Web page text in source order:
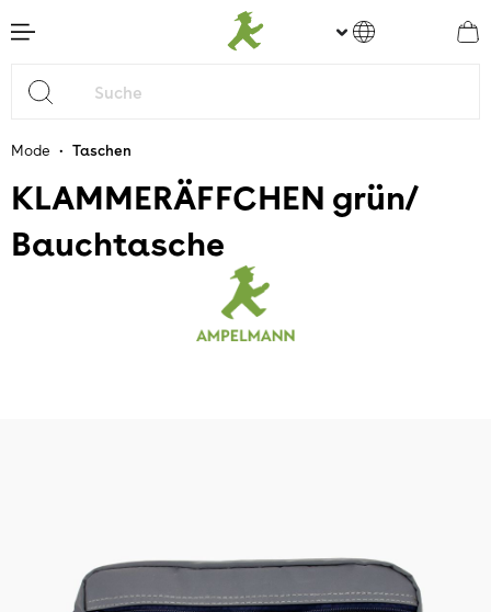
springen
Mode • Taschen
KLAMMERÄFFCHEN grün/
Bauchtasche